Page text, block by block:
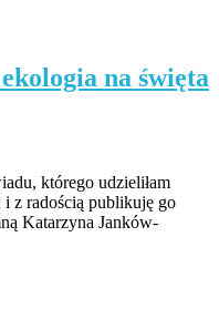
na święta
którego udzieliłam
z radością publikuję go
Katarzyna Janków-